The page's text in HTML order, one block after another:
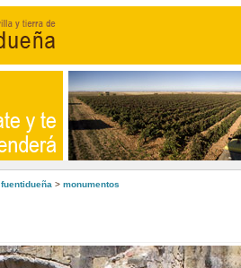
fuentidueña > monumentos